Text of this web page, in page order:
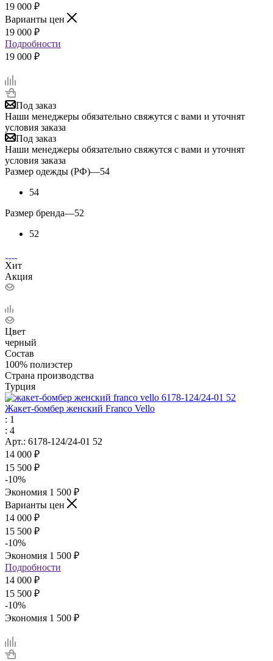
19 000 ₽
Варианты цен
19 000 ₽
Подробности
19 000 ₽
Под заказ
Наши менеджеры обязательно свяжутся с вами и уточнят
условия заказа
Под заказ
Наши менеджеры обязательно свяжутся с вами и уточнят
условия заказа
Размер одежды (РФ)—54
54
Размер бренда—52
52
Хит
Акция
Цвет
черный
Состав
100% полиэстер
Страна производства
Турция
Жакет-бомбер женский Franco Vello
: 1
: 4
Арт.: 6178-124/24-01 52
14 000 ₽
15 500 ₽
-10%
Экономия 1 500 ₽
Варианты цен
14 000 ₽
15 500 ₽
-10%
Экономия 1 500 ₽
Подробности
14 000 ₽
15 500 ₽
-10%
Экономия 1 500 ₽